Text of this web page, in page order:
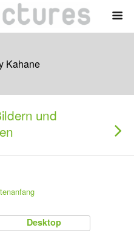
Kahane
und
Desktop